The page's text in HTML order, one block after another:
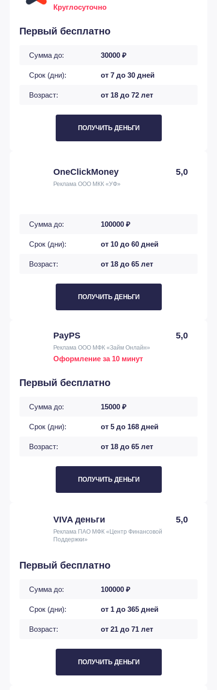
Круглосуточно
Первый бесплатно
Сумма до: 30000 ₽
Срок (дни): от 7 до 30 дней
Возраст: от 18 до 72 лет
ПОЛУЧИТЬ ДЕНЬГИ
OneClickMoney 5,0
Реклама ООО МКК «УФ»
Сумма до: 100000 ₽
Срок (дни): от 10 до 60 дней
Возраст: от 18 до 65 лет
ПОЛУЧИТЬ ДЕНЬГИ
PayPS 5,0
Реклама ООО МФК «Займ Онлайн»
Оформление за 10 минут
Первый бесплатно
Сумма до: 15000 ₽
Срок (дни): от 5 до 168 дней
Возраст: от 18 до 65 лет
ПОЛУЧИТЬ ДЕНЬГИ
VIVA деньги 5,0
Реклама ПАО МФК «Центр Финансовой
Поддержки»
Первый бесплатно
Сумма до: 100000 ₽
Срок (дни): от 1 до 365 дней
Возраст: от 21 до 71 лет
ПОЛУЧИТЬ ДЕНЬГИ